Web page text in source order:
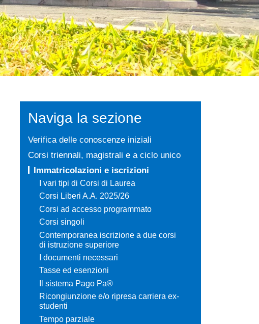
Naviga la sezione
Verifica delle conoscenze iniziali
Corsi triennali, magistrali e a ciclo unico
Immatricolazioni e iscrizioni
I vari tipi di Corsi di Laurea
Corsi Liberi A.A. 2025/26
Corsi ad accesso programmato
Corsi singoli
Contemporanea iscrizione a due corsi
di istruzione superiore
I documenti necessari
Tasse ed esenzioni
Il sistema Pago Pa®
Ricongiunzione e/o ripresa carriera ex-
studenti
Tempo parziale